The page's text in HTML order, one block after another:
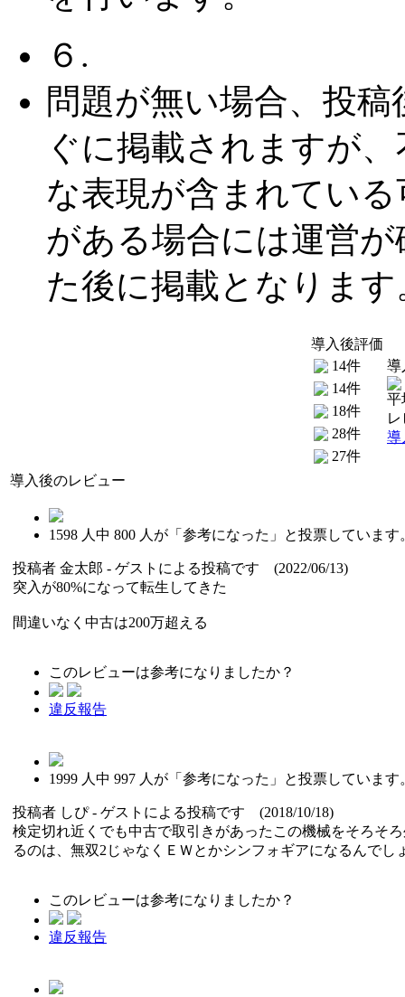
６.
問題が無い場合、投稿
ぐに掲載されますが
な表現が含まれている
がある場合には運営が
た後に掲載となります
導入後評価
14件
14件
18件
28件
27件
導
平
導
導入後のレビュー
1598 人中 800 人が「参考になった」と投票しています
投稿者 金太郎 - ゲストによる投稿です (2022/06/13)
突入が80%になって転生してきた
間違いなく中古は200万超える
このレビューは参考になりましたか？
違反報告
1999 人中 997 人が「参考になった」と投票しています
投稿者 しぴ- ゲストによる投稿です (2018/10/18)
検定切れ近くでも中古で取引きがあったこの機械をそろそ
るのは、無双2じゃなくＥＷとかシンフォギアになるんでし
このレビューは参考になりましたか？
違反報告